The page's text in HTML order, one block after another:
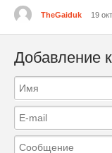
TheGaiduk 19
Добавление